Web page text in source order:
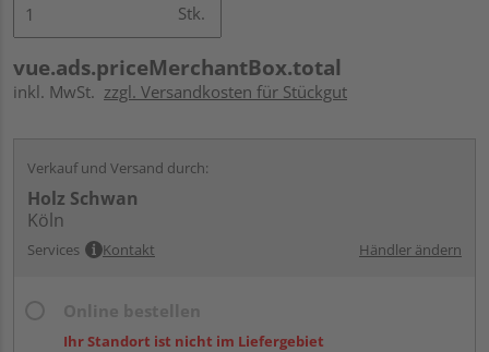
Stk.
vue.ads.priceMerchantBox.total
inkl. MwSt. zzgl. Versandkosten für Stückgut
Verkauf und Versand durch:
Holz Schwan
Köln
Services Kontakt Händler ändern
Ihr Standort ist nicht im Liefergebiet